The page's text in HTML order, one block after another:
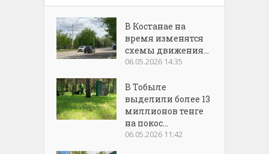
В Костанае на
время изменятся
схемы движения...
06.05.2026 14:35
В Тобыле
выделили более 13
миллионов тенге
на покос...
06.05.2026 11:42